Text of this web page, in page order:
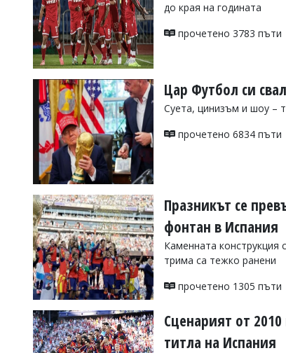
отговорност
откриете
сигнализирайте
до края на годината
прочетено 3783 пъти
Цар Футбол си
Суета, цинизъм и шоу –
прочетено 6834 пъти
Празникът се
фонтан в Испания
Каменната конструкция
трима са тежко ранени
прочетено 1305 пъти
Сценарият от
титла на Испания